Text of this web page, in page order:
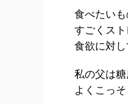
食べたい
すごくス
食欲に対
私の父は糖
よくこっ